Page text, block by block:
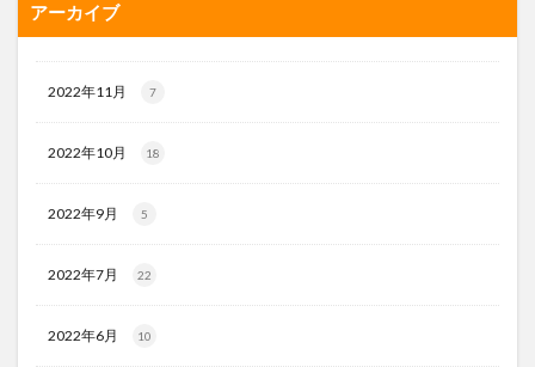
アーカイブ
2022年11月 7
2022年10月 18
2022年9月 5
2022年7月 22
2022年6月 10